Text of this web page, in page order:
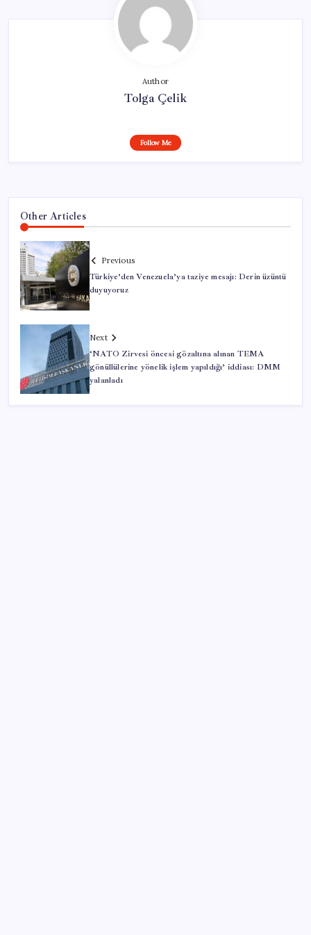
Author
Tolga Çelik
Follow Me
Other Articles
Previous
Türkiye’den Venezuela’ya taziye mesajı: Derin üzüntü
duyuyoruz
Next
‘NATO Zirvesi öncesi gözaltına alınan TEMA
gönüllülerine yönelik işlem yapıldığı’ iddiası: DMM
yalanladı